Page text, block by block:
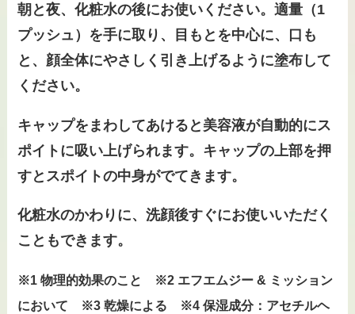
朝と夜、化粧水の後にお使いください。適量（1
プッシュ）を手に取り、目もとを中心に、口も
と、顔全体にやさしく引き上げるように塗布して
ください。
キャップをまわしてあけると美容液が自動的にス
ポイトに吸い上げられます。キャップの上部を押
すとスポイトの中身がでてきます。
化粧水のかわりに、洗顔後すぐにお使いいただく
こともできます。
※1 物理的効果のこと ※2 エフエムジー & ミッション
において ※3 乾燥による ※4 保湿成分：アセチルヘ